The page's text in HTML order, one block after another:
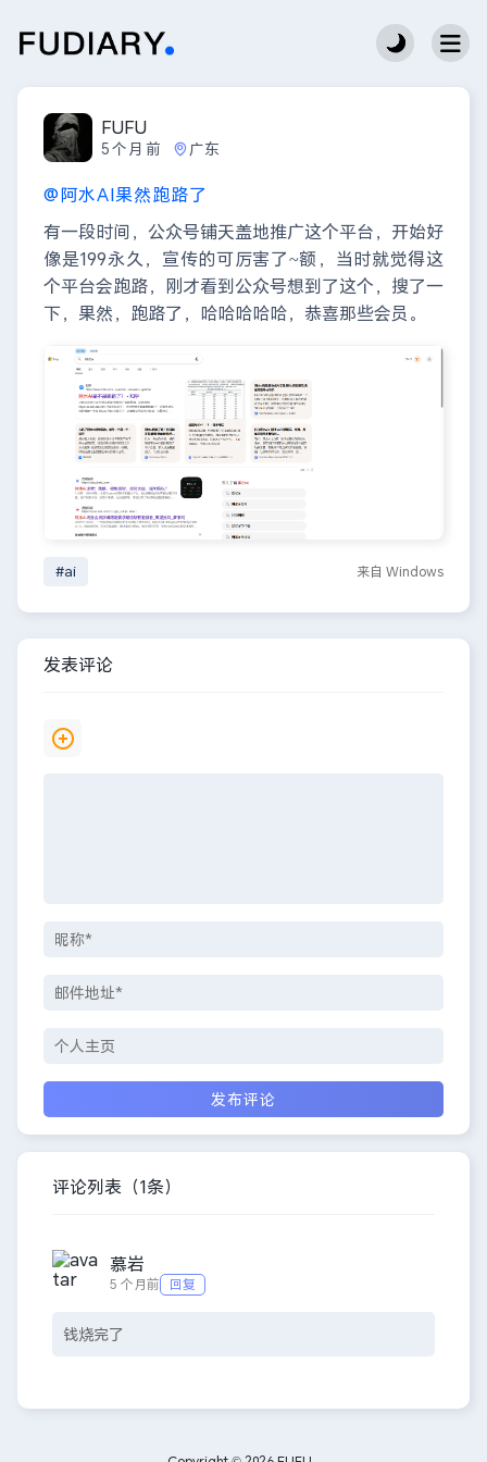
FUFU
5个月前 广东
@阿水AI果然跑路了
有一段时间，公众号铺天盖地推广这个平台，开始好
像是199永久，宣传的可厉害了~额，当时就觉得这
个平台会跑路，刚才看到公众号想到了这个，搜了一
下，果然，跑路了，哈哈哈哈哈，恭喜那些会员。
#ai 来自 Windows
发表评论
评论列表 （1条）
慕岩
5 个月前 回复
钱烧完了